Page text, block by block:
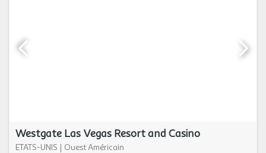
Westgate Las Vegas Resort and Casino
ETATS-UNIS | Ouest Américain